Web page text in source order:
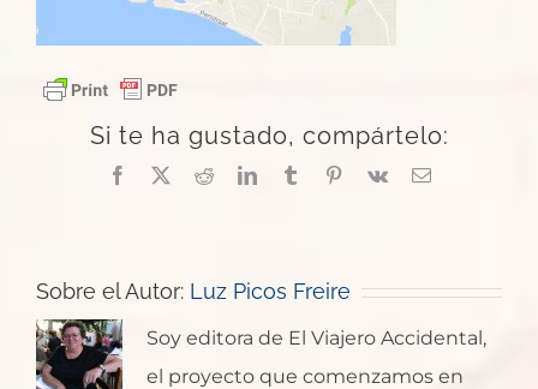
Si te ha gustado, compártelo:
Facebook
X RedditLinkedInTumblrPinterest
Vk
Correo
Sobre el Autor: Luz Picos Freire
Soy editora de El Viajero Accidental,
el proyecto que comenzamos en